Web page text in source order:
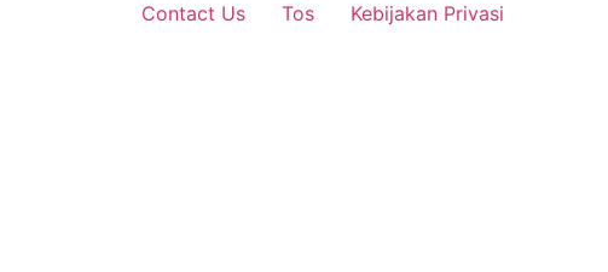
Contact Us Tos Kebijakan Privasi